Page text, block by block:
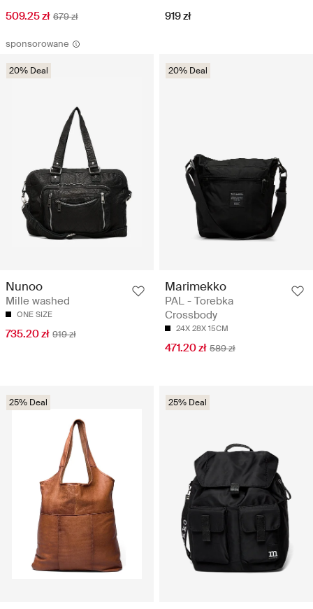
509.25 zł 679 zł 919 zł
sponsorowane
20% Deal
Nunoo
Mille washed
ONE SIZE
735.20 zł 919 zł
20% Deal
Marimekko
PAL - Torebka
Crossbody
24X 28X 15CM
471.20 zł 589 zł
25% Deal 25% Deal